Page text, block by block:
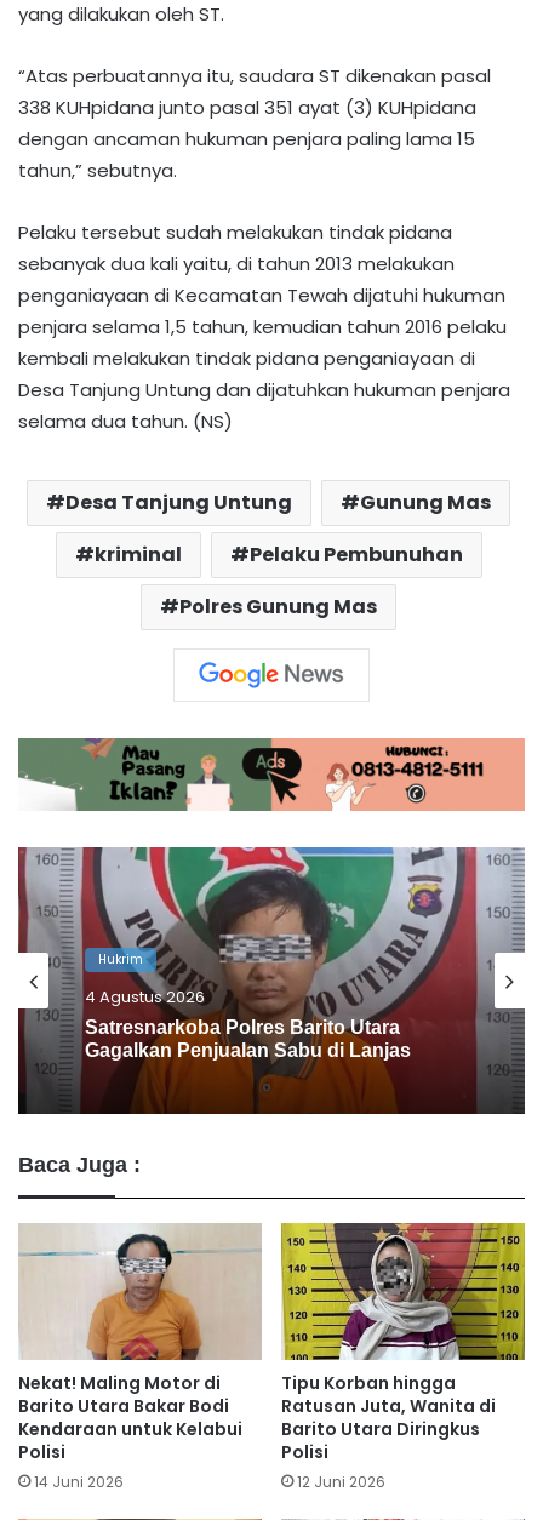
yang dilakukan oleh ST.
“Atas perbuatannya itu, saudara ST dikenakan pasal
338 KUHpidana junto pasal 351 ayat (3) KUHpidana
dengan ancaman hukuman penjara paling lama 15
tahun,” sebutnya.
Pelaku tersebut sudah melakukan tindak pidana
sebanyak dua kali yaitu, di tahun 2013 melakukan
penganiayaan di Kecamatan Tewah dijatuhi hukuman
penjara selama 1,5 tahun, kemudian tahun 2016 pelaku
kembali melakukan tindak pidana penganiayaan di
Desa Tanjung Untung dan dijatuhkan hukuman penjara
selama dua tahun. (NS)
Desa Tanjung Untung
Gunung Mas
kriminal
Pelaku Pembunuhan
Polres Gunung Mas
Gunung Mas
1 Agustus 2026
Antisipasi Karhutla, Polres Gunung Mas
Intensifkan Patroli Dialogis dan
Koordinasi Lintas Instansi
Baca Juga :
Nekat! Maling Motor di
Barito Utara Bakar Bodi
Kendaraan untuk Kelabui
Polisi
14 Juni 2026
Tipu Korban hingga
Ratusan Juta, Wanita di
Barito Utara Diringkus
Polisi
12 Juni 2026